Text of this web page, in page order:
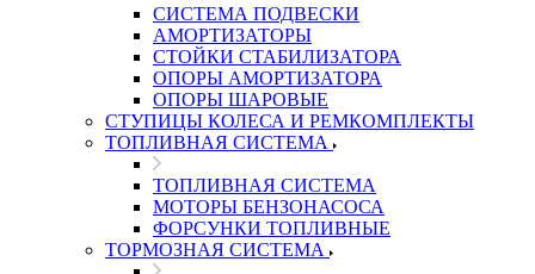
СИСТЕМА ПОДВЕСКИ
АМОРТИЗАТОРЫ
СТОЙКИ СТАБИЛИЗАТОРА
ОПОРЫ АМОРТИЗАТОРА
ОПОРЫ ШАРОВЫЕ
СТУПИЦЫ КОЛЕСА И РЕМКОМПЛЕКТЫ
ТОПЛИВНАЯ СИСТЕМА
ТОПЛИВНАЯ СИСТЕМА
МОТОРЫ БЕНЗОНАСОСА
ФОРСУНКИ ТОПЛИВНЫЕ
ТОРМОЗНАЯ СИСТЕМА